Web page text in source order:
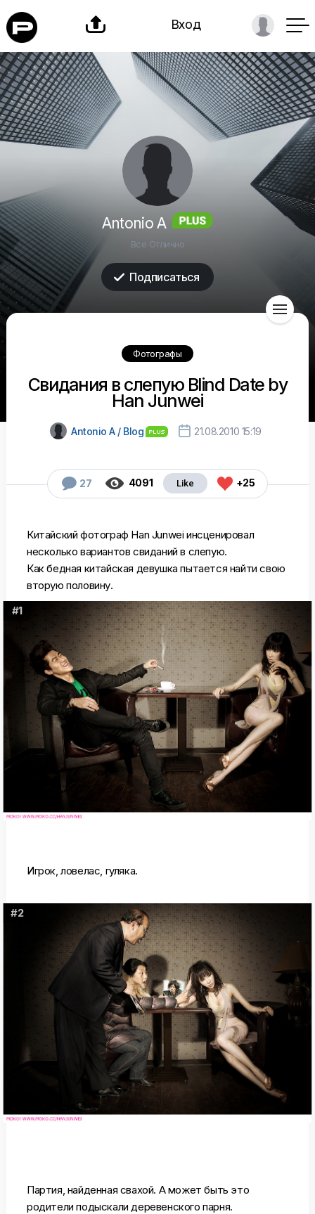
 Вход
Antonio A
Все Отлично
 Подписаться

Фотографы
Свидания в слепую Blind Date by
Han Junwei
Antonio A / Blog  21.08.2010 15:19
 27  4091  +25
Китайский фотограф Han Junwei инсценировал
несколько вариантов свиданий в слепую.
Как бедная китайская девушка пытается найти свою
вторую половину.
#1
Игрок, ловелас, гуляка.
#2
Партия, найденная свахой. А может быть это
родители подыскали деревенского парня.